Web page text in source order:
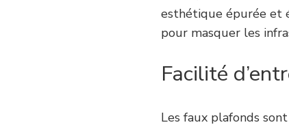
esthétique épurée et
pour masquer les
Facilité
Les faux plafonds